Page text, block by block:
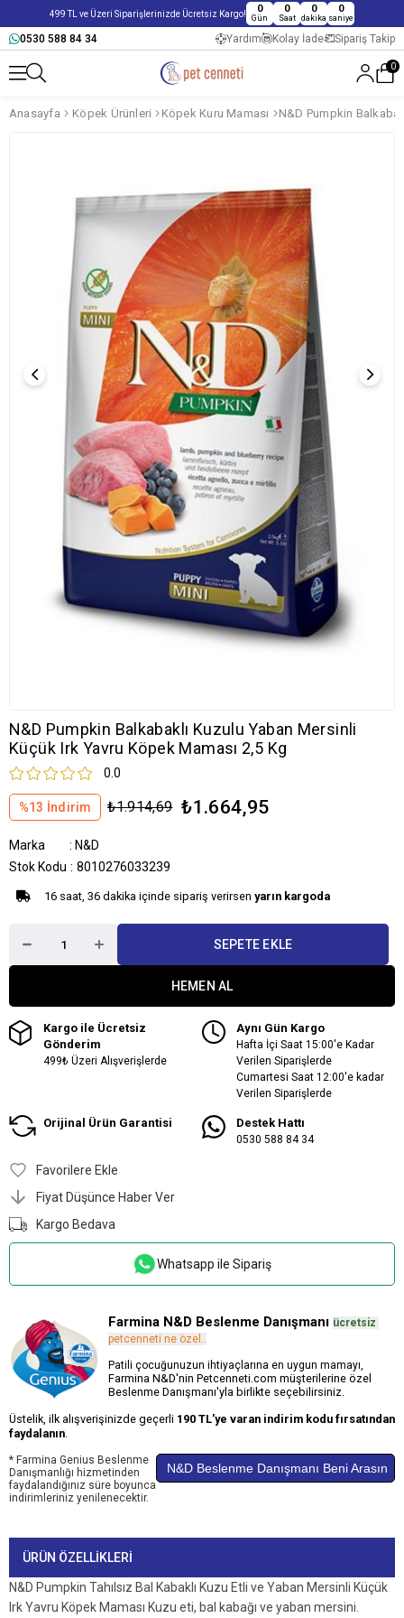
499 TL ve Üzeri Siparişlerinizde Ücretsiz Kargo! 0
Gün
0
Saat
0
dakika
0
saniye
0530 588 84 34 Yardım Kolay İade Sipariş Takip
0
Anasayfa Köpek Ürünleri Köpek Kuru Maması
N&D Pumpkin Balkabaklı Kuzulu Yaban Mersinli
Küçük Irk Yavru Köpek Maması 2,5 Kg
0.0
%13 İndirim ₺1.914,69 ₺1.664,95
Marka : N&D
Stok Kodu
8010276033239
16 saat, 36 dakika içinde sipariş verirsen yarın kargoda
Kargo ile Ücretsiz
Gönderim
499₺ Üzeri Alışverişlerde
Aynı Gün Kargo
Hafta İçi Saat 15:00'e Kadar
Verilen Siparişlerde
Cumartesi Saat 12:00'e kadar
Verilen Siparişlerde
Orijinal Ürün Garantisi Destek Hattı
0530 588 84 34
Favorilere Ekle
Fiyat Düşünce Haber Ver
Kargo Bedava
Whatsapp ile Sipariş
Farmina N&D Beslenme Danışmanı ücretsiz
petcenneti ne özel..
Patili çocuğunuzun ihtiyaçlarına en uygun mamayı,
Farmina N&D'nin Petcenneti.com müşterilerine özel
Beslenme Danışmanı'yla birlikte seçebilirsiniz.
Üstelik, ilk alışverişinizde geçerli 190 TL'ye varan indirim kodu fırsatından
faydalanın
N&D Beslenme Danışmanı Beni Arasın
* Farmina Genius Beslenme
Danışmanlığı hizmetinden
faydalandığınız süre boyunca
indirimleriniz yenilenecektir.
ÜRÜN ÖZELLIKLERI
N&D Pumpkin Tahılsız Bal Kabaklı Kuzu Etli ve Yaban Mersinli Küçük
Irk Yavru Köpek Maması Kuzu eti, bal kabağı ve yaban mersini.